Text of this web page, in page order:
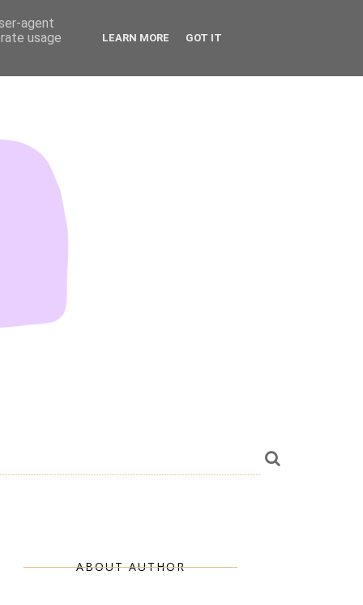
ABOUT AUTHOR
agent
usage
LEARN MORE GOT IT